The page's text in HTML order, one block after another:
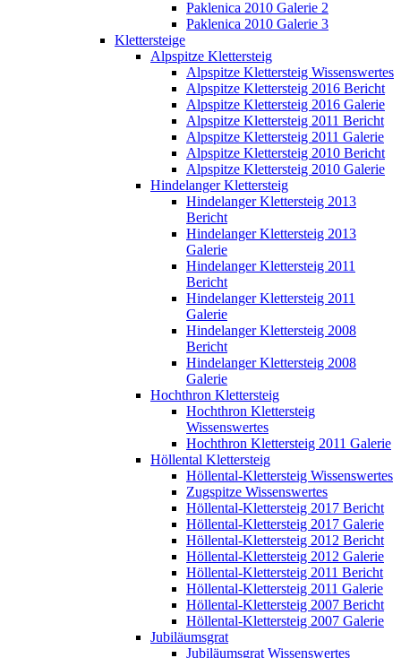
Paklenica 2010 Galerie 2
Paklenica 2010 Galerie 3
Klettersteige
Alpspitze Klettersteig
Alpspitze Klettersteig Wissenswertes
Alpspitze Klettersteig 2016 Bericht
Alpspitze Klettersteig 2016 Galerie
Alpspitze Klettersteig 2011 Bericht
Alpspitze Klettersteig 2011 Galerie
Alpspitze Klettersteig 2010 Bericht
Alpspitze Klettersteig 2010 Galerie
Hindelanger Klettersteig
Hindelanger Klettersteig 2013
Bericht
Hindelanger Klettersteig 2013
Galerie
Hindelanger Klettersteig 2011
Bericht
Hindelanger Klettersteig 2011
Galerie
Hindelanger Klettersteig 2008
Bericht
Hindelanger Klettersteig 2008
Galerie
Hochthron Klettersteig
Hochthron Klettersteig
Wissenswertes
Hochthron Klettersteig 2011 Galerie
Höllental Klettersteig
Höllental-Klettersteig Wissenswertes
Zugspitze Wissenswertes
Höllental-Klettersteig 2017 Bericht
Höllental-Klettersteig 2017 Galerie
Höllental-Klettersteig 2012 Bericht
Höllental-Klettersteig 2012 Galerie
Höllental-Klettersteig 2011 Bericht
Höllental-Klettersteig 2011 Galerie
Höllental-Klettersteig 2007 Bericht
Höllental-Klettersteig 2007 Galerie
Jubiläumsgrat
Jubiläumsgrat Wissenswertes